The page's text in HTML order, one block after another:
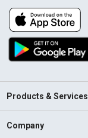
Products & Services
Company